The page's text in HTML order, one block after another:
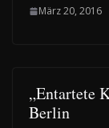
März 20, 2016
„Entartete
Berlin